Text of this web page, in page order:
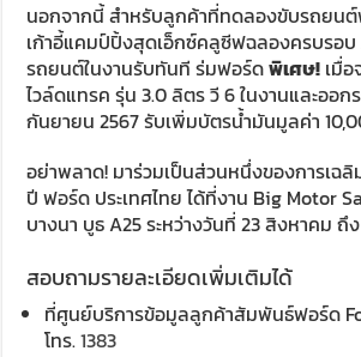
นอกจากนี้ สำหรับลูกค้าที่ทดลองขับรถยน
เก้าอี้แคมป์ปิ้งสุดเอ็กซ์คลูซีฟฉลองครบรอบ
รถยนต์ในงานรับทันที ร่มฟอร์ดพิเศษ! เมื่
ไวล์ดแทรค รุ่น 3.0 ลิตร วี 6 ในงานและออ
กันยายน 2567 รับเพิ่มบัตรน้ำมันมูลค่า
อย่าพลาด! มาร่วมเป็นส่วนหนึ่งของการเฉ
ปี ฟอร์ด ประเทศไทย ได้ที่งาน Big Motor
บางนา บูธ A25 ระหว่างวันที่ 23 สิงหาคม ถึ
สอบถามรายละเอียดเพิ่มเติมได้
ที่ศูนย์บริการข้อมูลลูกค้าสัมพันธ์ฟอร์ด
โทร.1383